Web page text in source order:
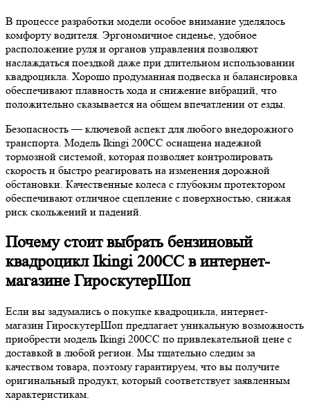
В процессе разработки модели особое внимание уделялось
комфорту водителя. Эргономичное сиденье, удобное
расположение руля и органов управления позволяют
наслаждаться поездкой даже при длительном использовании
квадроцикла. Хорошо продуманная подвеска и балансировка
обеспечивают плавность хода и снижение вибраций, что
положительно сказывается на общем впечатлении от езды.
Безопасность — ключевой аспект для любого внедорожного
транспорта. Модель Ikingi 200CC оснащена надежной
тормозной системой, которая позволяет контролировать
скорость и быстро реагировать на изменения дорожной
обстановки. Качественные колеса с глубоким протектором
обеспечивают отличное сцепление с поверхностью, снижая
риск скольжений и падений.
Почему стоит выбрать бензиновый
квадроцикл Ikingi 200CC в интернет-
магазине ГироскутерШоп
Если вы задумались о покупке квадроцикла, интернет-
магазин ГироскутерШоп предлагает уникальную возможность
приобрести модель Ikingi 200CC по привлекательной цене с
доставкой в любой регион. Мы тщательно следим за
качеством товара, поэтому гарантируем, что вы получите
оригинальный продукт, который соответствует заявленным
характеристикам.